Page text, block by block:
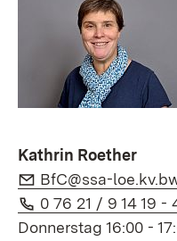
Kathrin Roether
E-Mail:
BfC@ssa-
Telefon:
0 76 21 / 9 14 19 -
Donnerstag 16:00 -